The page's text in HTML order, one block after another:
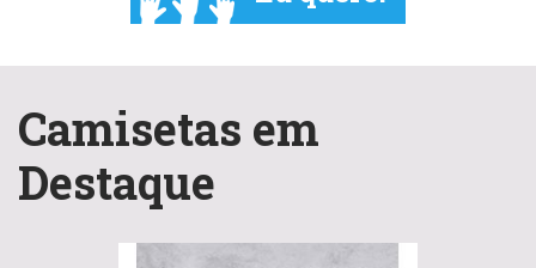
Camisetas em
Destaque